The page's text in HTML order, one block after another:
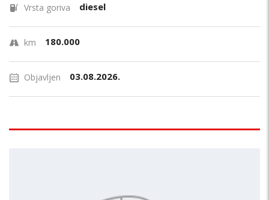
Vrsta goriva diesel
km 180.000
Objavljen 03.08.2026.